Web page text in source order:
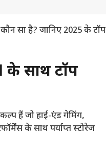
सा है? जानिए 2025 के टॉप
के साथ टॉप
हैं जो हाई-एंड गेमिंग,
के साथ पर्याप्त स्टोरेज